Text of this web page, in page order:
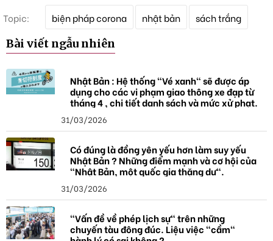
Topic:
k
h
a
biện pháp corona nhật bản sách trắng
Bài viết ngẫu nhiên
Nhật Bản : Hệ thống "Vé xanh" sẽ được áp
dụng cho các vi phạm giao thông xe đạp từ
tháng 4 , chi tiết danh sách và mức xử phạt.
31/03/2026
Có đúng là đồng yên yếu hơn làm suy yếu
Nhật Bản ? Những điểm mạnh và cơ hội của
"Nhật Bản, một quốc gia thặng dư".
31/03/2026
"Vấn đề về phép lịch sự" trên những
chuyến tàu đông đúc. Liệu việc "cầm"